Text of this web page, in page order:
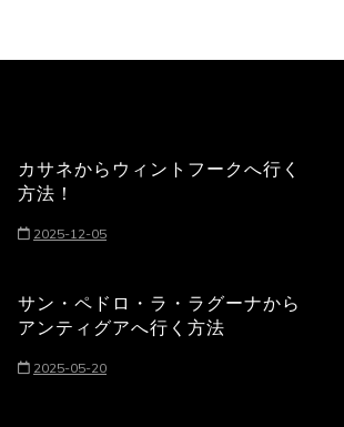
カサネからウィントフークへ行く
方法！
2025-12-05
サン・ペドロ・ラ・ラグーナから
アンティグアへ行く方法
2025-05-20